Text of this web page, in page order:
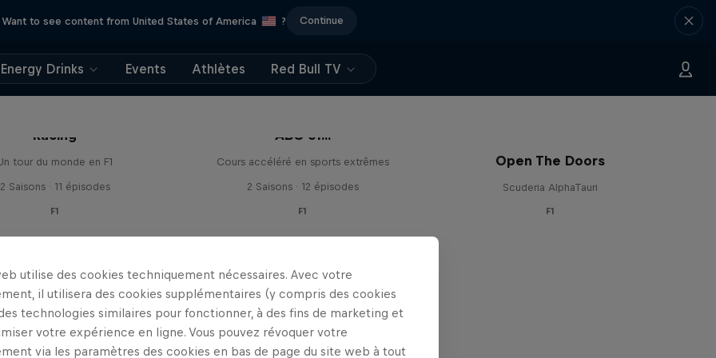
Want to see content from United States of America ? Continue
Energy Drinks Events Athlètes Red Bull TV
Racing
tour du monde en F1
2 Saisons · 11 épisodes
F1
ABC of...
Cours accéléré en sports extrêmes
2 Saisons · 12 épisodes
F1
Open The Doors
Scuderia AlphaTauri
F1
utilise des cookies techniquement nécessaires. Avec votre
il utilisera des cookies supplémentaires (y compris des cookies
technologies similaires pour fonctionner, à des fins de marketing et
votre expérience en ligne. Vous pouvez révoquer votre
via les paramètres des cookies en bas de page du site web à tout